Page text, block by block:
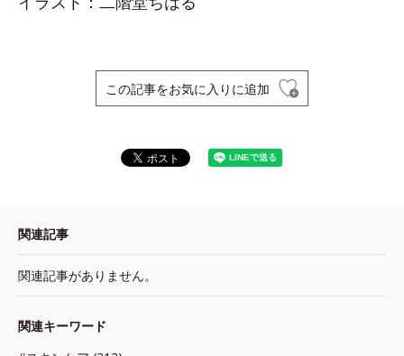
この記事をお気に入りに追加
関連記事
関連記事がありません。
関連キーワード